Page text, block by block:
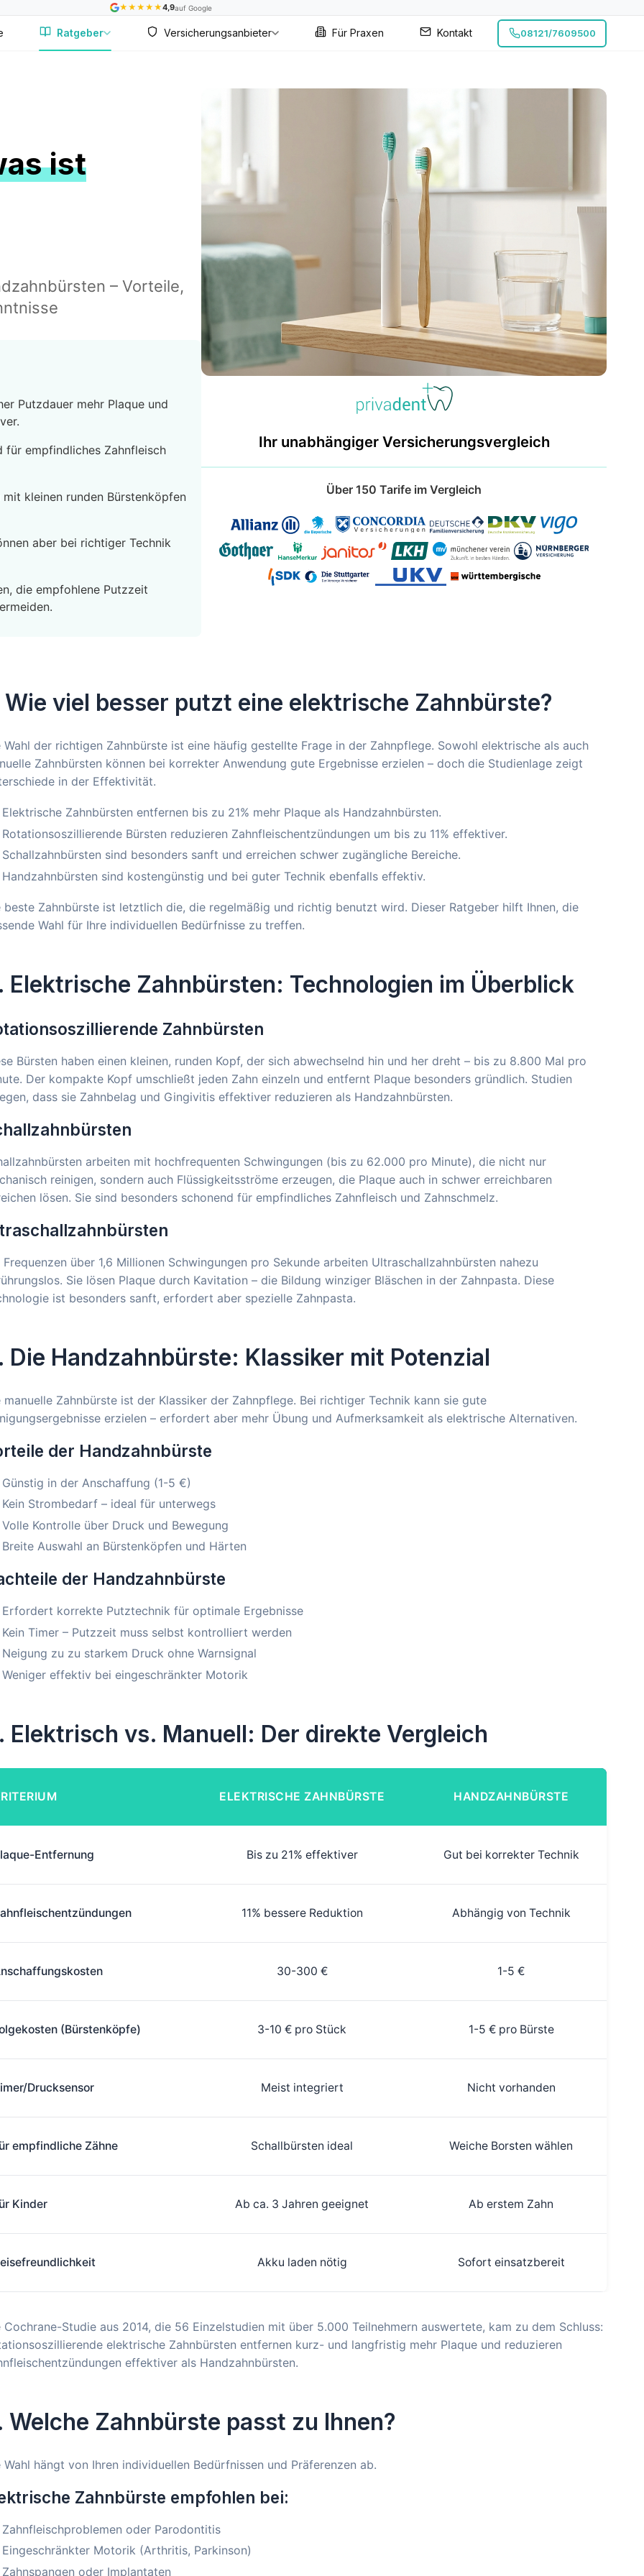
★ ★ ★ ★ ★4,9auf Google
Ratgeber Versicherungsanbieter Für Praxen Kontakt 08121/7609500
ist
– Vorteile,
Putzdauer mehr Plaque und
für empfindliches Zahnfleisch
kleinen runden Bürstenköpfen
aber bei richtiger Technik
die empfohlene Putzzeit
Ihr unabhängiger Versicherungsvergleich
Über 150 Tarife im Vergleich
Wie viel besser putzt eine elektrische Zahnbürste?
Wahl der richtigen Zahnbürste ist eine häufig gestellte Frage in der Zahnpflege. Sowohl elektrische als auch
Zahnbürsten können bei korrekter Anwendung gute Ergebnisse erzielen – doch die Studienlage zeigt
in der Effektivität.
Elektrische Zahnbürsten entfernen bis zu 21% mehr Plaque als Handzahnbürsten.
Rotationsoszillierende Bürsten reduzieren Zahnfleischentzündungen um bis zu 11% effektiver.
Schallzahnbürsten sind besonders sanft und erreichen schwer zugängliche Bereiche.
Handzahnbürsten sind kostengünstig und bei guter Technik ebenfalls effektiv.
beste Zahnbürste ist letztlich die, die regelmäßig und richtig benutzt wird. Dieser Ratgeber hilft Ihnen, die
Wahl für Ihre individuellen Bedürfnisse zu treffen.
Elektrische Zahnbürsten: Technologien im Überblick
Zahnbürsten
Bürsten haben einen kleinen, runden Kopf, der sich abwechselnd hin und her dreht – bis zu 8.800 Mal pro
Der kompakte Kopf umschließt jeden Zahn einzeln und entfernt Plaque besonders gründlich. Studien
dass sie Zahnbelag und Gingivitis effektiver reduzieren als Handzahnbürsten.
arbeiten mit hochfrequenten Schwingungen (bis zu 62.000 pro Minute), die nicht nur
reinigen, sondern auch Flüssigkeitsströme erzeugen, die Plaque auch in schwer erreichbaren
lösen. Sie sind besonders schonend für empfindliches Zahnfleisch und Zahnschmelz.
Frequenzen über 1,6 Millionen Schwingungen pro Sekunde arbeiten Ultraschallzahnbürsten nahezu
Sie lösen Plaque durch Kavitation – die Bildung winziger Bläschen in der Zahnpasta. Diese
ist besonders sanft, erfordert aber spezielle Zahnpasta.
Die Handzahnbürste: Klassiker mit Potenzial
manuelle Zahnbürste ist der Klassiker der Zahnpflege. Bei richtiger Technik kann sie gute
erzielen – erfordert aber mehr Übung und Aufmerksamkeit als elektrische Alternativen.
der Handzahnbürste
Günstig in der Anschaffung (1-5 €)
Kein Strombedarf – ideal für unterwegs
Volle Kontrolle über Druck und Bewegung
Breite Auswahl an Bürstenköpfen und Härten
der Handzahnbürste
Erfordert korrekte Putztechnik für optimale Ergebnisse
Kein Timer – Putzzeit muss selbst kontrolliert werden
Neigung zu zu starkem Druck ohne Warnsignal
Weniger effektiv bei eingeschränkter Motorik
Elektrisch vs. Manuell: Der direkte Vergleich
ELEKTRISCHE ZAHNBÜRSTE HANDZAHNBÜRSTE
Entfernung Bis zu 21% effektiver Gut bei korrekter Technik
11% bessere Reduktion Abhängig von Technik
30-300 € 1-5 €
(Bürstenköpfe) 3-10 € pro Stück 1-5 € pro Bürste
Drucksensor Meist integriert Nicht vorhanden
empfindliche Zähne Schallbürsten ideal Weiche Borsten wählen
Kinder Ab ca. 3 Jahren geeignet Ab erstem Zahn
Akku laden nötig Sofort einsatzbereit
Cochrane-Studie aus 2014, die 56 Einzelstudien mit über 5.000 Teilnehmern auswertete, kam zu dem Schluss:
elektrische Zahnbürsten entfernen kurz- und langfristig mehr Plaque und reduzieren
effektiver als Handzahnbürsten.
Welche Zahnbürste passt zu Ihnen?
Wahl hängt von Ihren individuellen Bedürfnissen und Präferenzen ab.
Zahnbürste empfohlen bei:
Zahnfleischproblemen oder Parodontitis
Eingeschränkter Motorik (Arthritis, Parkinson)
Zahnspangen oder Implantaten